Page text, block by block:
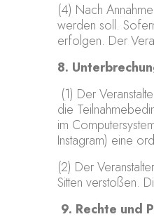
(4) Nach
werden soll.
erfolgen. Der
8.
(1) Der
die
im
Instagram) eine
(2) Der
Sitten verstoßen.
9. Rechte und